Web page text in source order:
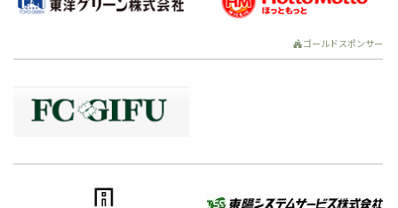
ゴールドスポンサー